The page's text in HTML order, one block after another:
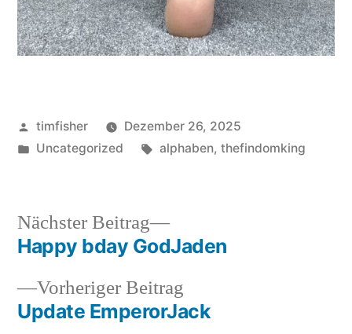
Veröffentlicht
von
timfisher
Dezember 26, 2025
Veröffentlicht
Uncategorized Schlagwörter:
alphaben, thefindomking
Beitragsnavigation
Vorheriger Beitrag
Beitrag:
Update EmperorJack
Nächster Beitrag
Nächster
Beitrag:
Happy bday GodJaden